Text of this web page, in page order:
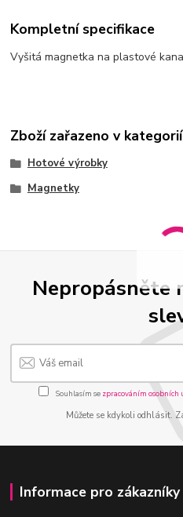
Kompletní specifikace
Vyšitá magnetka na plastové
Zboží zařazeno v
Hotové výrobky
Magnetky
Nepropásněte
Souhlasím se zpracováním osobních
Můžete se kdykoli odhlásit.
Informace pro zákazníky